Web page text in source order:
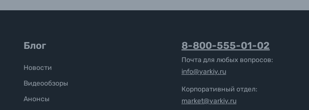
Блог
Новости
Видеообзоры
Анонсы
8-800-555-01-02
Почта для любых вопросов:
info@yarkiy.ru
Корпоративный отдел:
market@yarkiy.ru